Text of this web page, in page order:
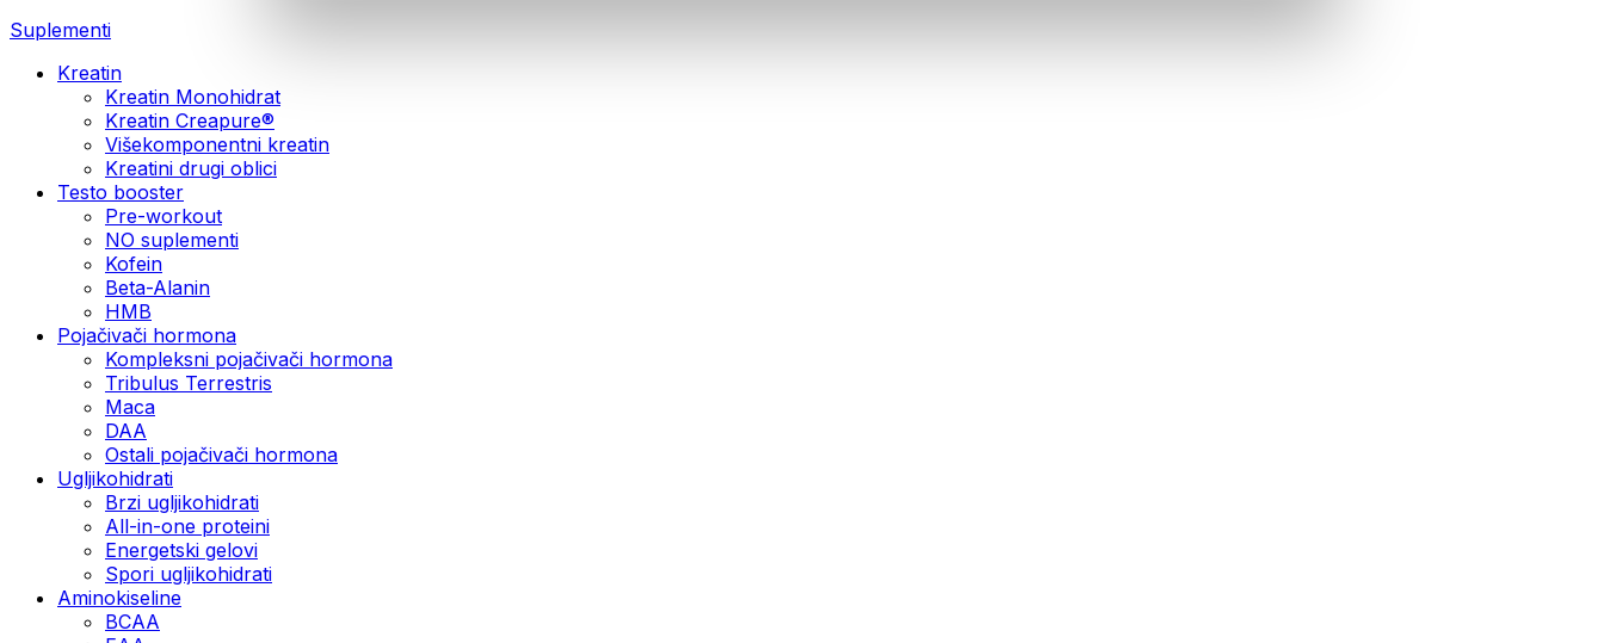
Suplementi
Kreatin
Kreatin Monohidrat
Kreatin Creapure®
Višekomponentni kreatin
Kreatini drugi oblici
Testo booster
Pre-workout
NO suplementi
Kofein
Beta-Alanin
HMB
Pojačivači hormona
Kompleksni pojačivači hormona
Tribulus Terrestris
Maca
DAA
Ostali pojačivači hormona
Ugljikohidrati
Brzi ugljikohidrati
All-in-one proteini
Energetski gelovi
Spori ugljikohidrati
Aminokiseline
BCAA